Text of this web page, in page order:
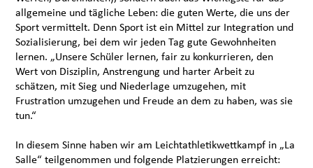
allgemeine und tägliche Leben: die guten Werte, die uns der
Sport vermittelt. Denn Sport ist ein Mittel zur Integration und
Sozialisierung, bei dem wir jeden Tag gute Gewohnheiten
lernen. „Unsere Schüler lernen, fair zu konkurrieren, den
Wert von Disziplin, Anstrengung und harter Arbeit zu
schätzen, mit Sieg und Niederlage umzugehen, mit
Frustration umzugehen und Freude an dem zu haben, was sie
tun.“
In diesem Sinne haben wir am Leichtathletikwettkampf in „La
Salle“ teilgenommen und folgende Platzierungen erreicht: